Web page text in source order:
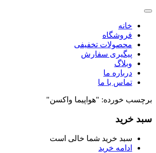
خانه
فروشگاه
محصولات تخفیفی
پیگیری سفارش
وبلاگ
درباره ما
تماس با ما
برچسب خورده: "هواپیما واکسن"
سبد خرید
سبد خرید شما خالی است
ادامه خرید